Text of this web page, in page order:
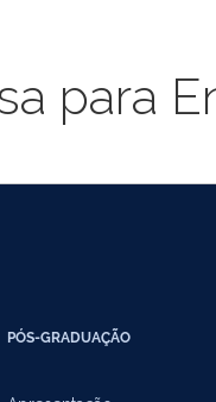
para
PÓS-GRADUAÇÃO